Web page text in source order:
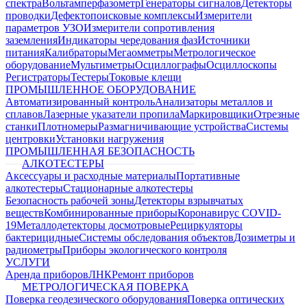
спектраВольтамперфазометрГенераторы сигналовДетекторы
проводкиДефектопоисковые комплексыИзмерители
параметров УЗОИзмерители сопротивления
заземленияИндикаторы чередования фазИсточники
питанияКалибраторыМегаомметрыМетрологическое
оборудованиеМультиметрыОсциллографыОсциллоскопы
РегистраторыТестерыТоковые клещи
ПРОМЫШЛЕННОЕ ОБОРУДОВАНИЕ
Автоматизированный контрольАнализаторы металлов и
сплавовЛазерные указатели пропилаМаркировщикиОтрезные
станкиПлотномерыРазмагничивающие устройстваСистемы
центровкиУстановки нагружения
ПРОМЫШЛЕННАЯ БЕЗОПАСНОСТЬ
АЛКОТЕСТЕРЫ
Аксессуары и расходные материалыПортативные
алкотестерыСтационарные алкотестеры
Безопасность рабочей зоныДетекторы взрывчатых
веществКомбинированные приборыКоронавирус COVID-
19Металлодетекторы досмотровыеРециркуляторы
бактерицидныеСистемы обследования объектовДозиметры и
радиометрыПриборы экологического контроля
УСЛУГИ
Аренда приборовЛНКРемонт приборов
МЕТРОЛОГИЧЕСКАЯ ПОВЕРКА
Поверка геодезического оборудованияПоверка оптических